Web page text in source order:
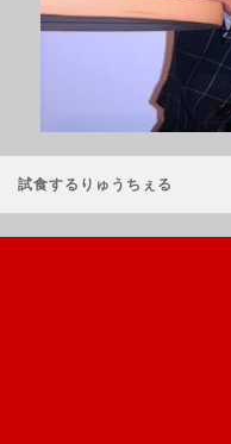
試食するりゅうちぇる